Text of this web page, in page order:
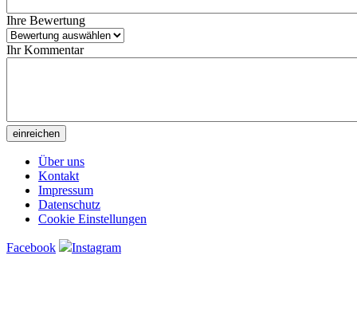
Ihre Bewertung
Ihr Kommentar
Über uns
Kontakt
Impressum
Datenschutz
Cookie Einstellungen
Facebook Instagram